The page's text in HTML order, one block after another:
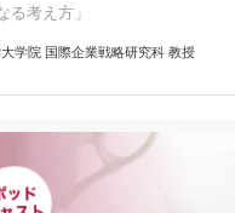
る考え方」
学院 国際企業戦略研究科 教授